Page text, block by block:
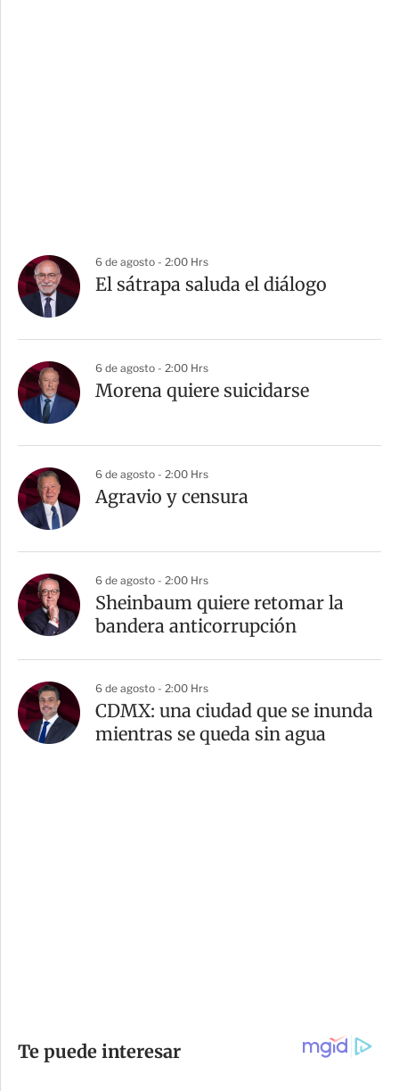
6 de agosto - 2:00 Hrs
El sátrapa saluda el diálogo
6 de agosto - 2:00 Hrs
Morena quiere suicidarse
6 de agosto - 2:00 Hrs
Agravio y censura
6 de agosto - 2:00 Hrs
Sheinbaum quiere retomar la
bandera anticorrupción
6 de agosto - 2:00 Hrs
CDMX: una ciudad que se inunda
mientras se queda sin agua